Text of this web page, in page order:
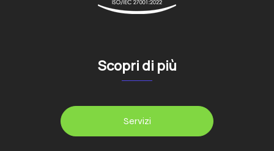
Scopri di più
Servizi